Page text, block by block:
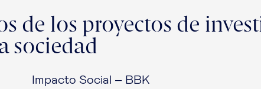
de los proyectos de
sociedad
Impacto Social – BBK